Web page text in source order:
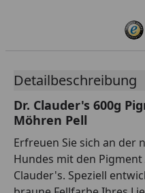
Detailbeschreibung
Dr. Clauder's 600g
Möhren Pell
Erfreuen Sie sich an der
Hundes mit den
Clauder's. Speziell